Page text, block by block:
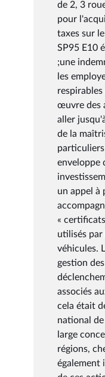
de 2, 3
pour
taxes sur
SP95 E10
;une
les
œuvre des
aller
de la
enveloppe
un appel à
«
utilisés
véhicules.
gestion
associés
cela était
national
large
régions,
également